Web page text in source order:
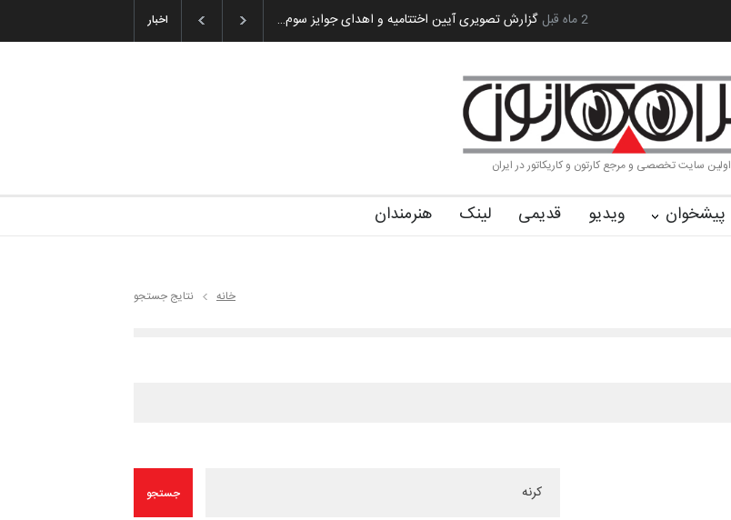
اخبار گزارش تصویری آیین اختتامیه و اهدای جوایز سوم… 2 ماه قبل
اولین سایت تخصصی و مرجع کارتون و کاریکاتور در ایران
پیشخوان ویدیو قدیمی لینک هنرمندان
خانه نتایج جستجو